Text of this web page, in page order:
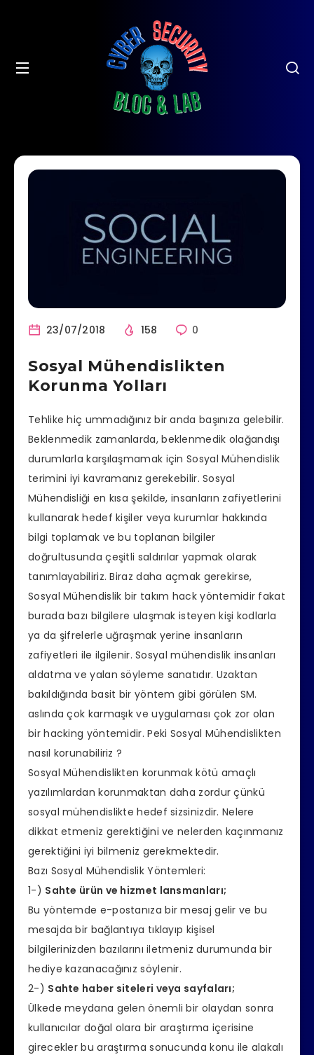
23/07/2018 158 0
Sosyal Mühendislikten
Korunma Yolları
Tehlike hiç ummadığınız bir anda başınıza gelebilir.
Beklenmedik zamanlarda, beklenmedik olağandışı
durumlarla karşılaşmamak için Sosyal Mühendislik
terimini iyi kavramanız gerekebilir. Sosyal
Mühendisliği en kısa şekilde, insanların zafiyetlerini
kullanarak hedef kişiler veya kurumlar hakkında
bilgi toplamak ve bu toplanan bilgiler
doğrultusunda çeşitli saldırılar yapmak olarak
tanımlayabiliriz. Biraz daha açmak gerekirse,
Sosyal Mühendislik bir takım hack yöntemidir fakat
burada bazı bilgilere ulaşmak isteyen kişi kodlarla
ya da şifrelerle uğraşmak yerine insanların
zafiyetleri ile ilgilenir. Sosyal mühendislik insanları
aldatma ve yalan söyleme sanatıdır. Uzaktan
bakıldığında basit bir yöntem gibi görülen SM.
aslında çok karmaşık ve uygulaması çok zor olan
bir hacking yöntemidir. Peki Sosyal Mühendislikten
nasıl korunabiliriz ?
Sosyal Mühendislikten korunmak kötü amaçlı
yazılımlardan korunmaktan daha zordur çünkü
sosyal mühendislikte hedef sizsinizdir. Nelere
dikkat etmeniz gerektiğini ve nelerden kaçınmanız
gerektiğini iyi bilmeniz gerekmektedir.
Bazı Sosyal Mühendislik Yöntemleri:
1-) Sahte ürün ve hizmet lansmanları;
Bu yöntemde e-postanıza bir mesaj gelir ve bu
mesajda bir bağlantıya tıklayıp kişisel
bilgilerinizden bazılarını iletmeniz durumunda bir
hediye kazanacağınız söylenir.
2-) Sahte haber siteleri veya sayfaları;
Ülkede meydana gelen önemli bir olaydan sonra
kullanıcılar doğal olara bir araştırma içerisine
girecekler bu araştırma sonucunda konu ile alakalı